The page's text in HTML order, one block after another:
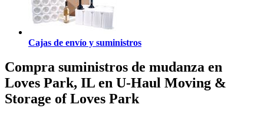
Cajas de envío y suministros
Compra suministros de mudanza en
Loves Park, IL en U-Haul Moving &
Storage of Loves Park